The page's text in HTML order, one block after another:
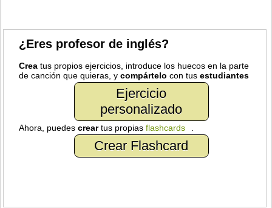
¿Eres profesor de inglés?
Crea tus propios ejercicios, introduce los huecos en la parte
de canción que quieras, ycompártelo con tusestudiantes
Ejercicio
personalizado
Ahora, puedescreartus propiasflashcards
Crear Flashcard